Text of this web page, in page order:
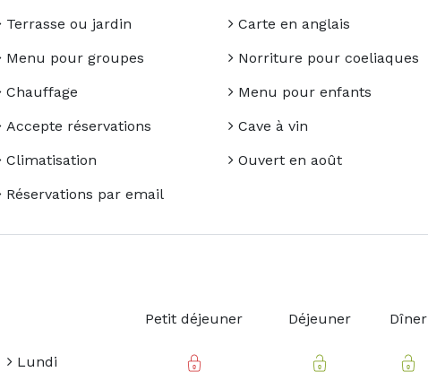
Terrasse ou jardin
Menu pour groupes
Chauffage
Accepte réservations
Climatisation
Réservations par email
Carte en anglais
Norriture pour coeliaques
Menu pour enfants
Cave à vin
Ouvert en août
Petit déjeuner Déjeuner Dîner
Lundi